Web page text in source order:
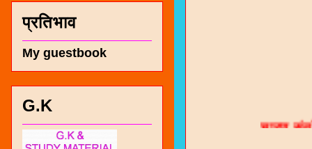
भजन /
प्रतिभाव
My guestbook
G.K